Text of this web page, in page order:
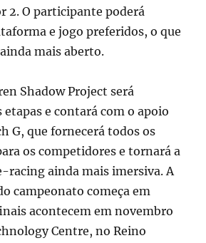
2. O participante poderá
e jogo preferidos, o que
mais aberto.
Shadow Project será
e contará com o apoio
G, que fornecerá todos os
os competidores e tornará a
racing ainda mais imersiva. A
campeonato começa em
acontecem em novembro
Centre, no Reino